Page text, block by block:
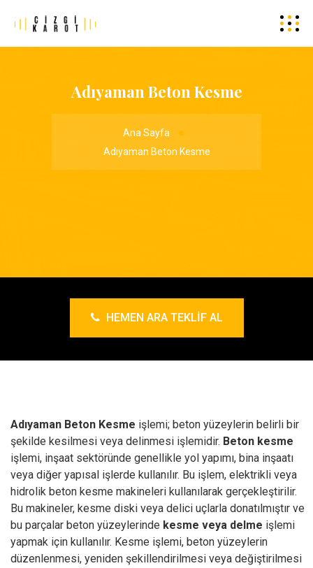
Adıyaman Beton Kesme
Ana Sayfa
Adıyaman Beton Kesme
HEMEN ARA TEKLIF AL
Adıyaman Beton Kesme işlemi; beton yüzeylerin belirli bir
şekilde kesilmesi veya delinmesi işlemidir. Beton kesme
işlemi, inşaat sektöründe genellikle yol yapımı, bina inşaatı
veya diğer yapısal işlerde kullanılır. Bu işlem, elektrikli veya
hidrolik beton kesme makineleri kullanılarak gerçekleştirilir.
Bu makineler, kesme diski veya delici uçlarla donatılmıştır ve
bu parçalar beton yüzeylerinde kesme veya delme işlemi
yapmak için kullanılır. Kesme işlemi, beton yüzeylerin
düzenlenmesi, yeniden şekillendirilmesi veya değiştirilmesi